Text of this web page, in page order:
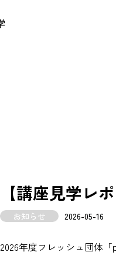
【講座見学レ
お知らせ 2026-05-16
2026年度フレッシュ団体